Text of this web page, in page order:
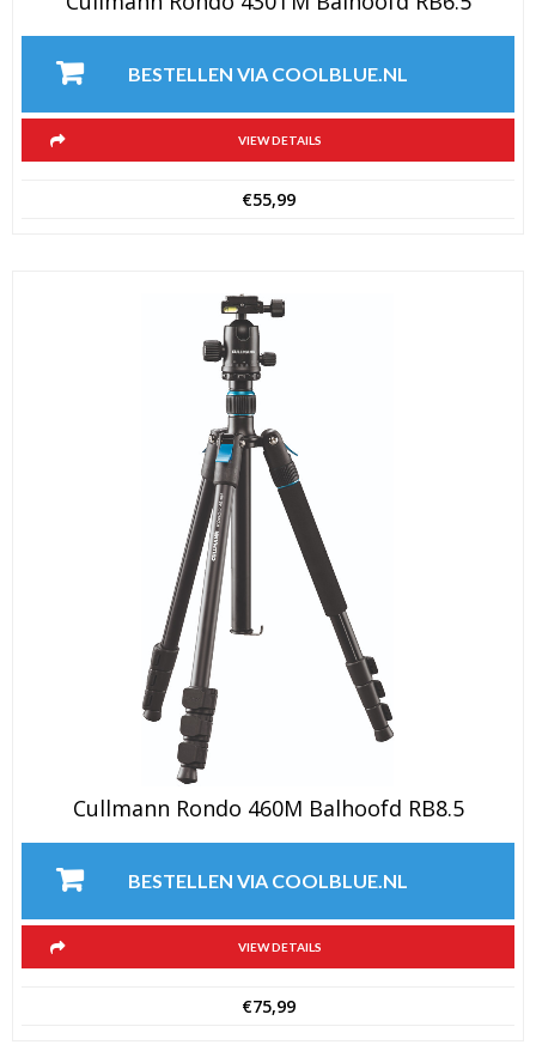
BESTELLEN VIA COOLBLUE.NL
VIEW DETAILS
€55,99
Cullmann Rondo 460M Balhoofd RB8.5
BESTELLEN VIA COOLBLUE.NL
VIEW DETAILS
€75,99